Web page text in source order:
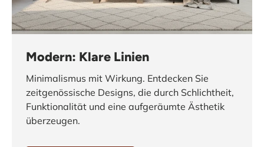
Modern: Klare Linien
Minimalismus mit Wirkung. Entdecken Sie
zeitgenössische Designs, die durch Schlichtheit,
Funktionalität und eine aufgeräumte Ästhetik
überzeugen.